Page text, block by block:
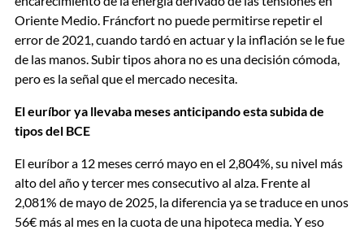
Oriente Medio. Fráncfort no puede permitirse repetir el
error de 2021, cuando tardó en actuar y la inflación se le fue
de las manos. Subir tipos ahora no es una decisión cómoda,
pero es la señal que el mercado necesita.
El euríbor ya llevaba meses anticipando esta subida de
tipos del BCE
El euríbor a 12 meses cerró mayo en el 2,804%, su nivel más
alto del año y tercer mes consecutivo al alza. Frente al
2,081% de mayo de 2025, la diferencia ya se traduce en unos
56€ más al mes en la cuota de una hipoteca media. Y eso